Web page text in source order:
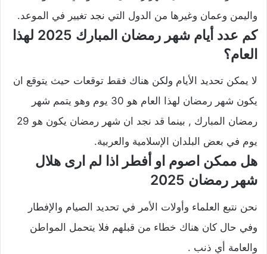
واليمن وعمان وغيرها من الدول التي نجد تغيير في الموعد.
كم عدد أيام شهر رمضان المبارك 2025 لهذا
العام؟
لا يمكن تحديد الأيام ولكن هناك فقط توقعات حيث يتوقع ان
يكون شهر رمضان لهذا العام هو 30 يوم وهو يتمم شهر
رمضان المبارك , بينما قد نجد ان شهر رمضان يكون هو 29
يوم في بعض البلدان الإسلامية والعربية.
هل ممكن اصوم او أفطر اذا لم ارى هلال
شهر رمضان 2025
نحن نتبع العلماء وأولات الأمر في تحديد الصيام والإفطار
وفي حال كان هناك خطاء من قبلهم فلا يتحمل المواطن
والعامة أي ذنب .